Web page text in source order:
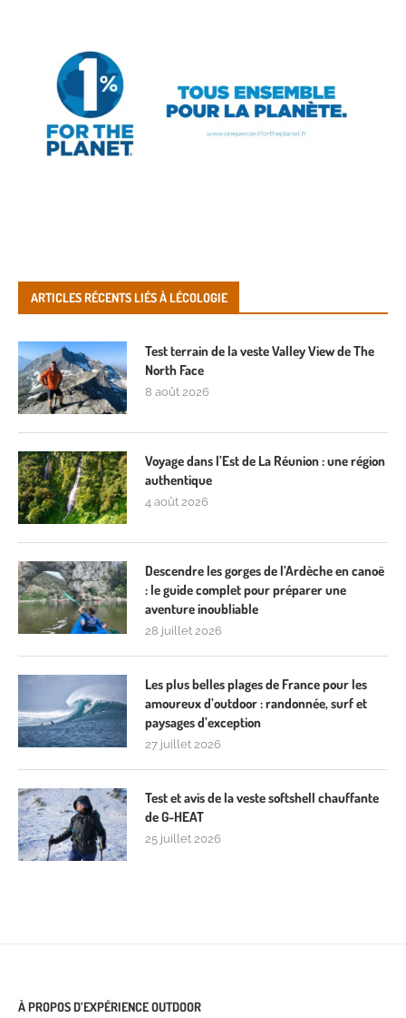
ARTICLES RÉCENTS LIÉS À LÉCOLOGIE
Test terrain de la veste Valley View de The
North Face
8 août 2026
Voyage dans l’Est de La Réunion : une région
authentique
4 août 2026
Descendre les gorges de l’Ardèche en canoë
: le guide complet pour préparer une
aventure inoubliable
28 juillet 2026
Les plus belles plages de France pour les
amoureux d’outdoor : randonnée, surf et
paysages d’exception
27 juillet 2026
Test et avis de la veste softshell chauffante
de G-HEAT
25 juillet 2026
À PROPOS D’EXPÉRIENCE OUTDOOR